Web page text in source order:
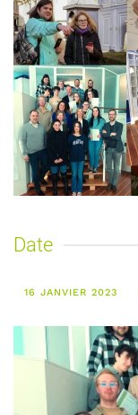
Date
16 JANVIER 2023